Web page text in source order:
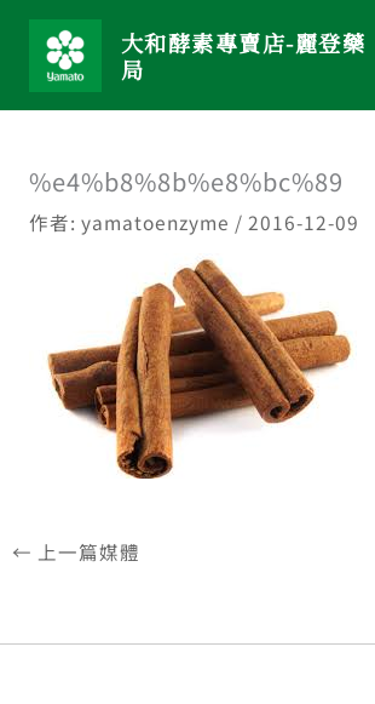
要
大和酵素專賣店-麗登藥
局
%e4%b8%8b%e8%bc%89
作者: yamatoenzyme / 2016-12-09
← 上一篇媒體